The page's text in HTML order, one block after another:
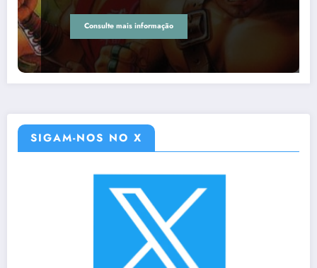
Consulte mais informação
SIGAM-NOS NO X